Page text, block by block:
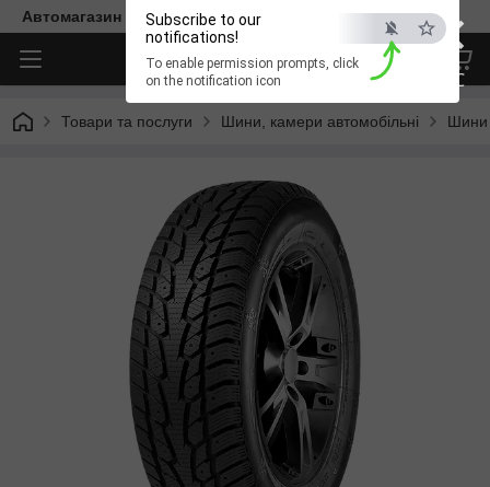
×
ESC
Subscribe to our
notifications!
To enable permission prompts, click
on the notification icon
Автомагазин "Діксон"
Товари та послуги Шини, камери автомобільні Шини